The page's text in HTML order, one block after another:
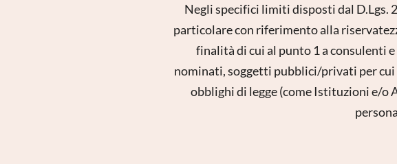
Negli specifici limiti disposti dal D.Lgs.
particolare con riferimento alla
finalità di cui al punto 1 a consulenti
nominati, soggetti pubblici/privati per cui
obblighi di legge (come Istituzioni e/